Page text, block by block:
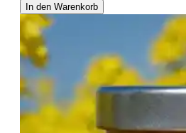
In den Warenkorb